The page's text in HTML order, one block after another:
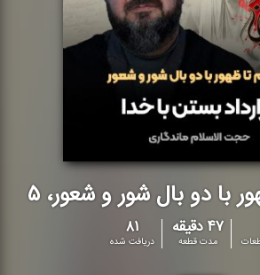
با دو بال شور و شعور، ۵
۴۷ دقیقه
مدت قطعه
۸۱
دریافت شده